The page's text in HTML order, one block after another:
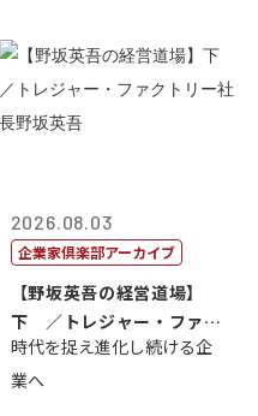
2026.08.03
企業家倶楽部アーカイブ
【野坂英吾の経営道場】
下 ／トレジャー・ファク
トリー社長野坂...
時代を捉え進化し続ける企
業へ